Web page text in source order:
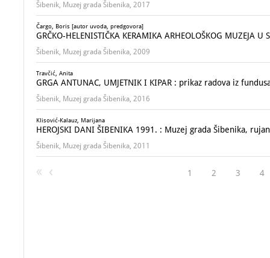
Šibenik, Muzej grada Šibenika, 2017
Čargo, Boris [autor uvoda, predgovora]
GRČKO-HELENISTIČKA KERAMIKA ARHEOLOŠKOG MUZEJA
Šibenik, Muzej grada Šibenika, 2009
Travčić, Anita
GRGA ANTUNAC, UMJETNIK I KIPAR : prikaz radova iz
Šibenik, Muzej grada Šibenika, 2016
Klisović-Kalauz, Marijana
HEROJSKI DANI ŠIBENIKA 1991. : Muzej grada Šibenika,
Šibenik, Muzej grada Šibenika, 2011
1 2 3 4